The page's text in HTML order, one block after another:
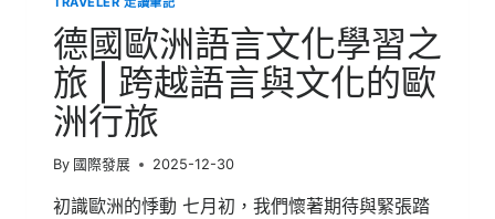
力
量-
衛
武
營
迷
迷
德國歐洲語言文化學習之
旅 | 跨越語言與文化的歐
洲行旅
By 國際發展 2025-12-30
初識歐洲的悸動 七月初，我們懷著期待與緊張踏